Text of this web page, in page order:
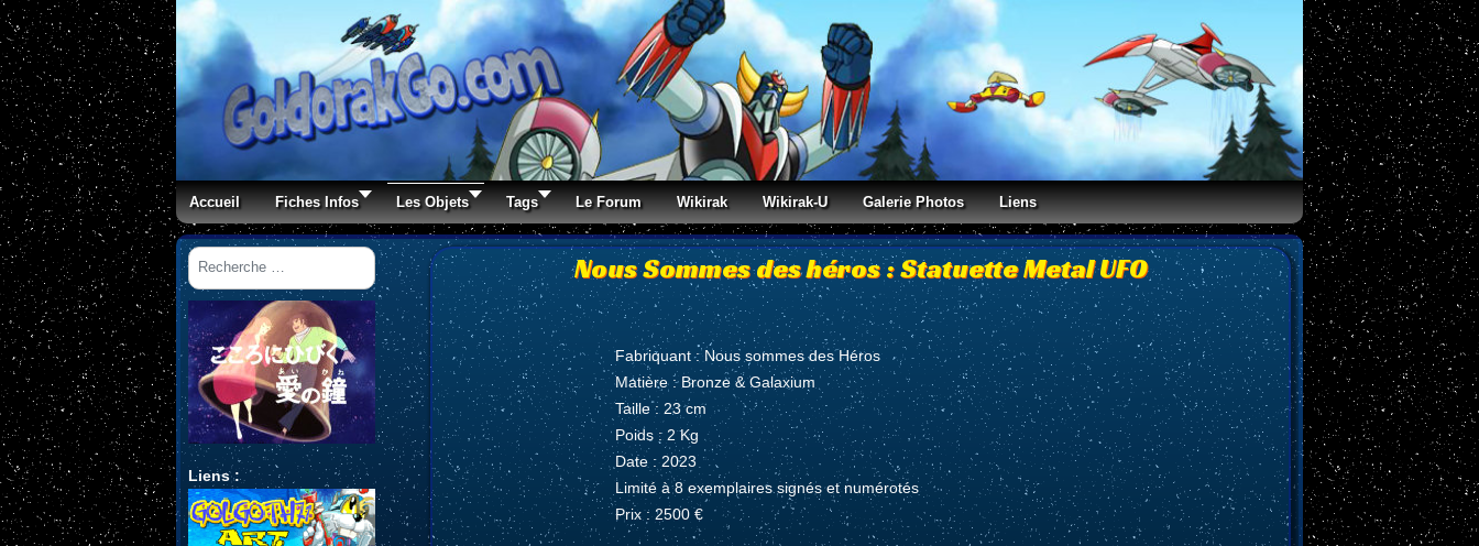
Accueil Fiches Infos Les Objets Tags Le Forum Wikirak Wikirak-U Galerie Photos Liens
Rechercher
Liens :
Nous Sommes des héros : Statuette Metal UFO
Fabriquant : Nous sommes des Héros
Matière : Bronze & Galaxium
Taille : 23 cm
Poids : 2 Kg
Date : 2023
Limité à 8 exemplaires signés et numérotés
Prix : 2500 €